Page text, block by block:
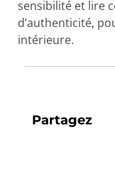
sensibilité et lire
d’authenticité,
intérieure.
Partagez